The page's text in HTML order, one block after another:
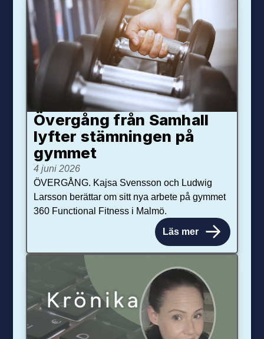
Övergång från Samhall
lyfter stämningen på
gymmet
4 juni 2026
ÖVERGÅNG. Kajsa Svensson och Ludwig
Larsson berättar om sitt nya arbete på gymmet
360 Functional Fitness i Malmö.
Läs mer